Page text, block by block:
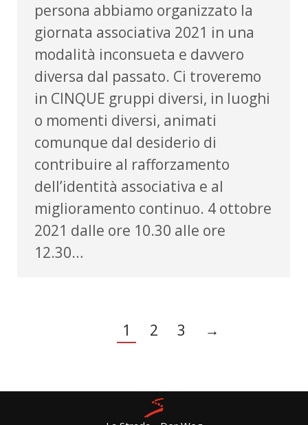
persona abbiamo organizzato la
giornata associativa 2021 in una
modalità inconsueta e davvero
diversa dal passato. Ci troveremo
in CINQUE gruppi diversi, in luoghi
o momenti diversi, animati
comunque dal desiderio di
contribuire al rafforzamento
dell’identità associativa e al
miglioramento continuo. 4 ottobre
2021 dalle ore 10.30 alle ore
12.30…
1 2 3 →